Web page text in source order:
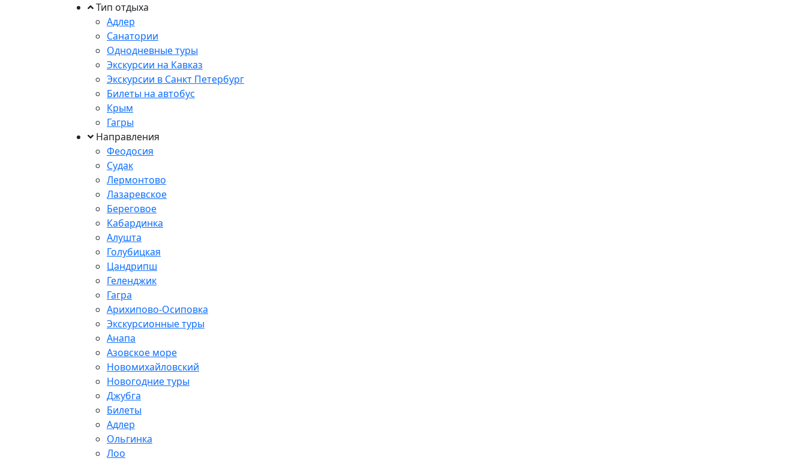
Тип отдыха
Адлер
Санатории
Однодневные туры
Экскурсии на Кавказ
Экскурсии в Санкт Петербург
Билеты на автобус
Крым
Гагры
Направления
Феодосия
Судак
Лермонтово
Лазаревское
Береговое
Кабардинка
Алушта
Голубицкая
Цандрипш
Геленджик
Гагра
Арихипово-Осиповка
Экскурсионные туры
Анапа
Азовское море
Новомихайловский
Новогодние туры
Джубга
Билеты
Адлер
Ольгинка
Лоо